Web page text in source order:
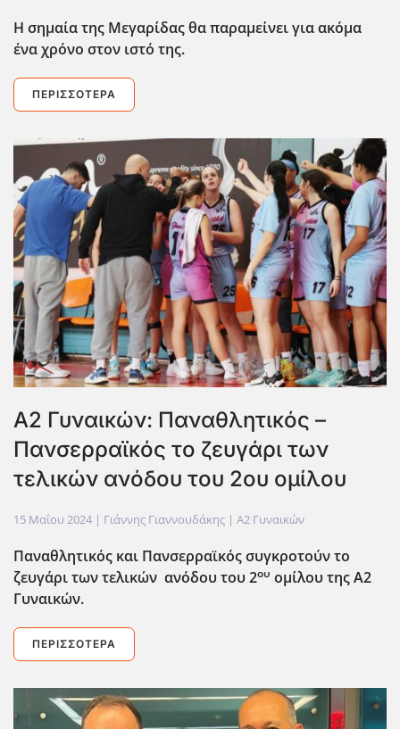
Η σημαία της Μεγαρίδας θα παραμείνει για ακόμα
ένα χρόνο στον ιστό της.
ΠΕΡΙΣΣΌΤΕΡΑ
Α2 Γυναικών: Παναθλητικός –
Πανσερραϊκός το ζευγάρι των
τελικών ανόδου του 2ου ομίλου
15 Μαΐου 2024 | Γιάννης Γιαννουδάκης | Α2 Γυναικών
Παναθλητικός και Πανσερραϊκός συγκροτούν το
ζευγάρι των τελικών ανόδου του 2ου ομίλου της Α2
Γυναικών.
ΠΕΡΙΣΣΌΤΕΡΑ